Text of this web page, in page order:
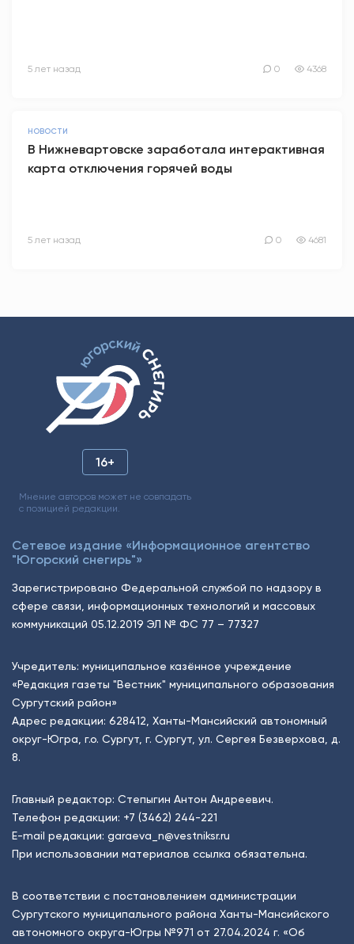
5 лет назад 0 4368
НОВОСТИ
В Нижневартовске заработала интерактивная
карта отключения горячей воды
5 лет назад 0 4681
16+
Мнение авторов может не совпадать
с позицией редакции.
Сетевое издание «Информационное агентство
"Югорский снегирь"»
Зарегистрировано Федеральной службой по надзору в
сфере связи, информационных технологий и массовых
коммуникаций 05.12.2019 ЭЛ № ФС 77 – 77327
Учредитель: муниципальное казённое учреждение
«Редакция газеты "Вестник" муниципального образования
Сургутский район»
Адрес редакции: 628412, Ханты-Мансийский автономный
округ-Югра, г.о. Сургут, г. Сургут, ул. Сергея Безверхова, д.
8.
Главный редактор: Степыгин Антон Андреевич.
Телефон редакции: +7 (3462) 244-221
E-mail редакции: garaeva_n@vestniksr.ru
При использовании материалов ссылка обязательна.
В соответствии с постановлением администрации
Сургутского муниципального района Ханты-Мансийского
автономного округа-Югры №971 от 27.04.2024 г. «Об